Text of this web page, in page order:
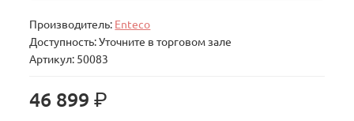
Производитель: Enteco
Доступность: Уточните в торговом зале
Артикул: 50083
46 899р.